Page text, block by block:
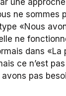
une
ne sommes
«Nous
ne
dans «La
ce n’est
avons pas